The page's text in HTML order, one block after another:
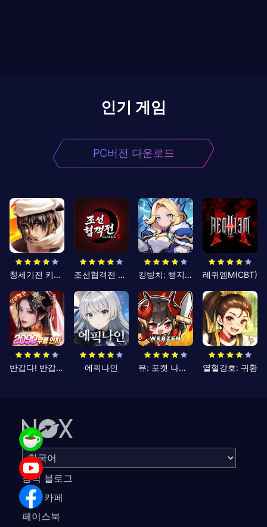
인기 게임
PC버전 다운로드
창세기전 키우기 조선협객전 클래식 킹방치: 빵지의 제왕 레퀴엠M(CBT)
반갑다! 반갑삼국지 에픽나인 뮤: 포켓 나이츠 열혈강호: 귀환
공식 블로그
공식 카페
페이스북